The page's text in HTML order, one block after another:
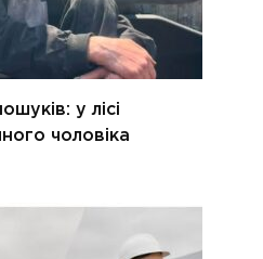
у лісі
чоловіка